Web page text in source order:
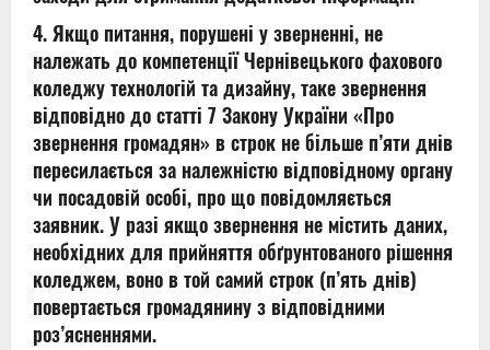
4. Якщо питання, порушені у зверненні, не
належать до компетенції Чернівецького фахового
коледжу технологій та дизайну, таке звернення
відповідно до статті 7 Закону України «Про
звернення громадян» в строк не більше п’яти днів
пересилається за належністю відповідному органу
чи посадовій особі, про що повідомляється
заявник. У разі якщо звернення не містить даних,
необхідних для прийняття обґрунтованого рішення
коледжем, воно в той самий строк (п’ять днів)
повертається громадянину з відповідними
роз’ясненнями.